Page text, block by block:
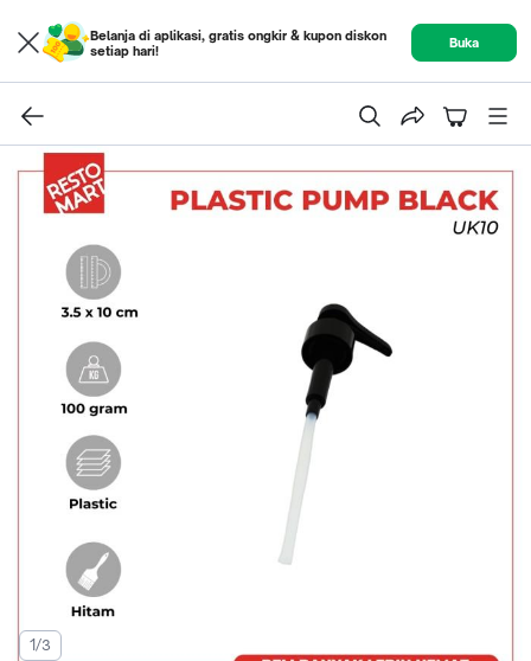
Belanja di aplikasi, gratis ongkir & kupon diskon
setiap hari!
Buka
1/3